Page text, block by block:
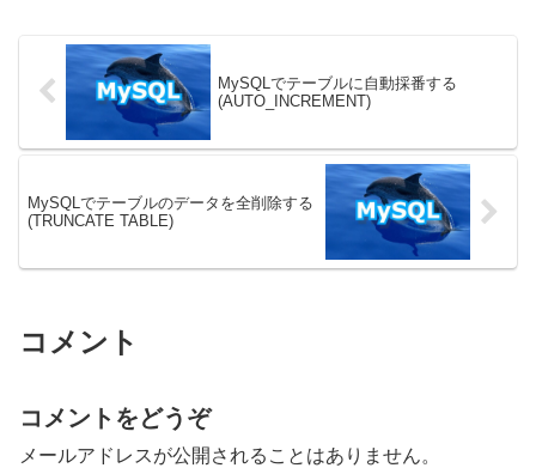
いです。MySQLのバージョン
8.0.32で、...
MySQLでテーブルに自動採番する
(AUTO_INCREMENT)
MySQLでテーブルのデータを全削除する
(TRUNCATE TABLE)
コメント
コメントをどうぞ
メールアドレスが公開されることはありません。